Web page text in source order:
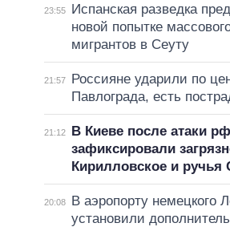
23:55
Испанская разведка
новой попытке
мигрантов в Сеуту
21:57
Россияне ударили по
Павлограда, есть
21:12
В Киеве после атаки рф
зафиксировали
Кирилловское и ручья
20:08
В аэропорту немецкого
установили